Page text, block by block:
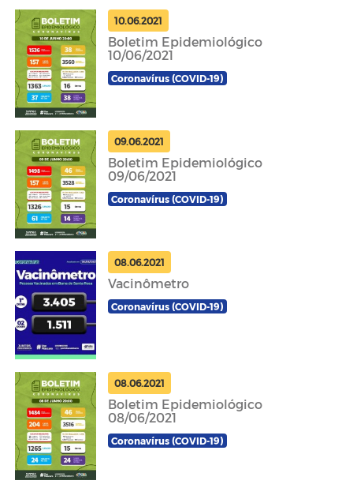
10.06.2021
Boletim Epidemiológico
10/06/2021
Coronavírus (COVID-19)
09.06.2021
Boletim Epidemiológico
09/06/2021
Coronavírus (COVID-19)
08.06.2021
Vacinômetro
Coronavírus (COVID-19)
08.06.2021
Boletim Epidemiológico
08/06/2021
Coronavírus (COVID-19)